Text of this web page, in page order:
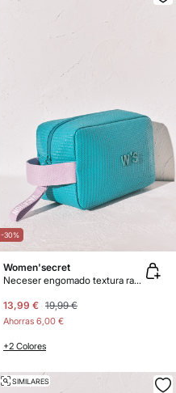
-30%
Women'secret
Neceser engomado textura rafia azul
13,99 € 19,99 €
Ahorras 6,00 €
+2 Colores
SIMILARES